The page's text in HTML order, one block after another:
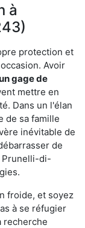
à
protection et
Avoir
gage de
mettre en
Dans un l'élan
de sa famille
inévitable de
de
Prunelli-di-
froide, et soyez
à se réfugier
recherche